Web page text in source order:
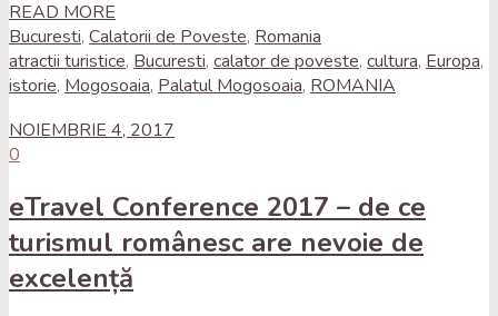
READ MORE
Bucuresti, Calatorii de Poveste, Romania
atractii turistice, Bucuresti, calator de poveste, cultura, Europa,
istorie, Mogosoaia, Palatul Mogosoaia, ROMANIA
NOIEMBRIE 4, 2017
0
eTravel Conference 2017 – de ce
turismul românesc are nevoie de
excelență